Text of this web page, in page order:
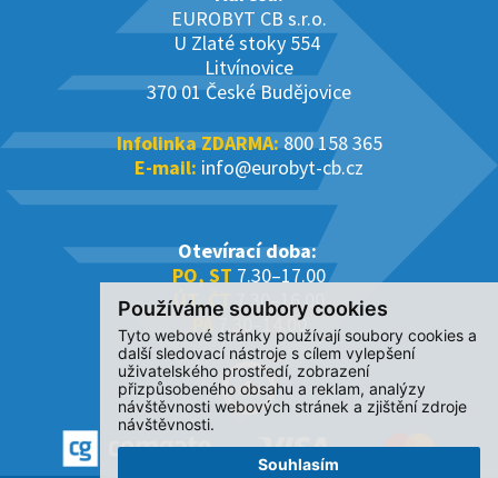
Používáme soubory cookies
Tyto webové stránky používají soubory cookies a
další sledovací nástroje s cílem vylepšení
uživatelského prostředí, zobrazení
přizpůsobeného obsahu a reklam, analýzy
návštěvnosti webových stránek a zjištění zdroje
návštěvnosti.
Souhlasím
EUROBYT CB s.r.o.
U Zlaté stoky 554
Litvínovice
370 01 České Budějovice
Infolinka ZDARMA:800 158 365
E-mail: info@eurobyt-cb.cz
Otevírací doba:
PO, ST 7.30–17.00
ÚT, ČT7.30–16.00
PÁ7.30–14.00